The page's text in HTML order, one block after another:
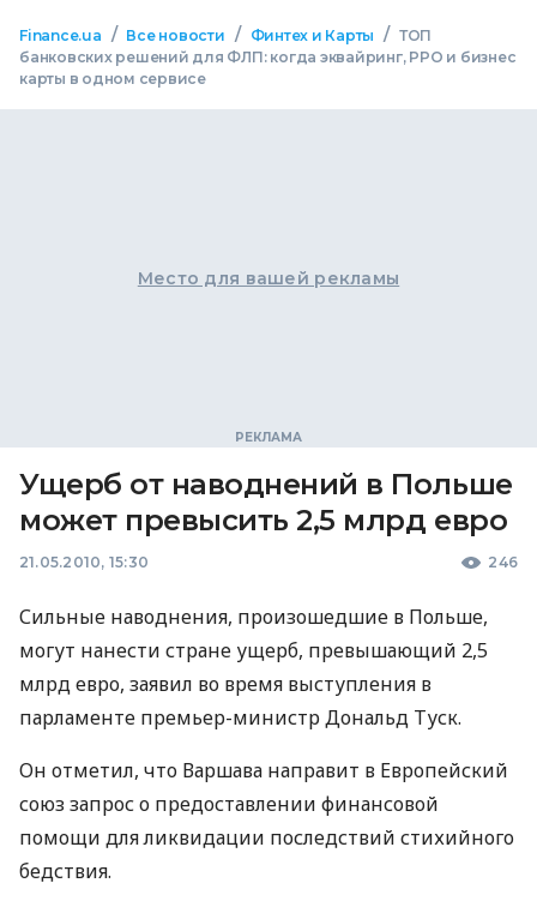
Finance.ua / Все новости / Финтех и Карты / ТОП
банковских решений для ФЛП: когда эквайринг, РРО и бизнес
карты в одном сервисе
Место для вашей рекламы
Ущерб от наводнений в Польше
может превысить 2,5 млрд евро
21.05.2010, 15:30 246
Сильные наводнения, произошедшие в Польше,
могут нанести стране ущерб, превышающий 2,5
млрд евро, заявил во время выступления в
парламенте премьер-министр Дональд Туск.
Он отметил, что Варшава направит в Европейский
союз запрос о предоставлении финансовой
помощи для ликвидации последствий стихийного
бедствия.